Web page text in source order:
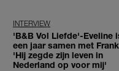
INTERVIEW
'B&B Vol Liefde'-Eveline
een jaar samen met
'Hij zegde zijn leven in
Nederland op voor mij'